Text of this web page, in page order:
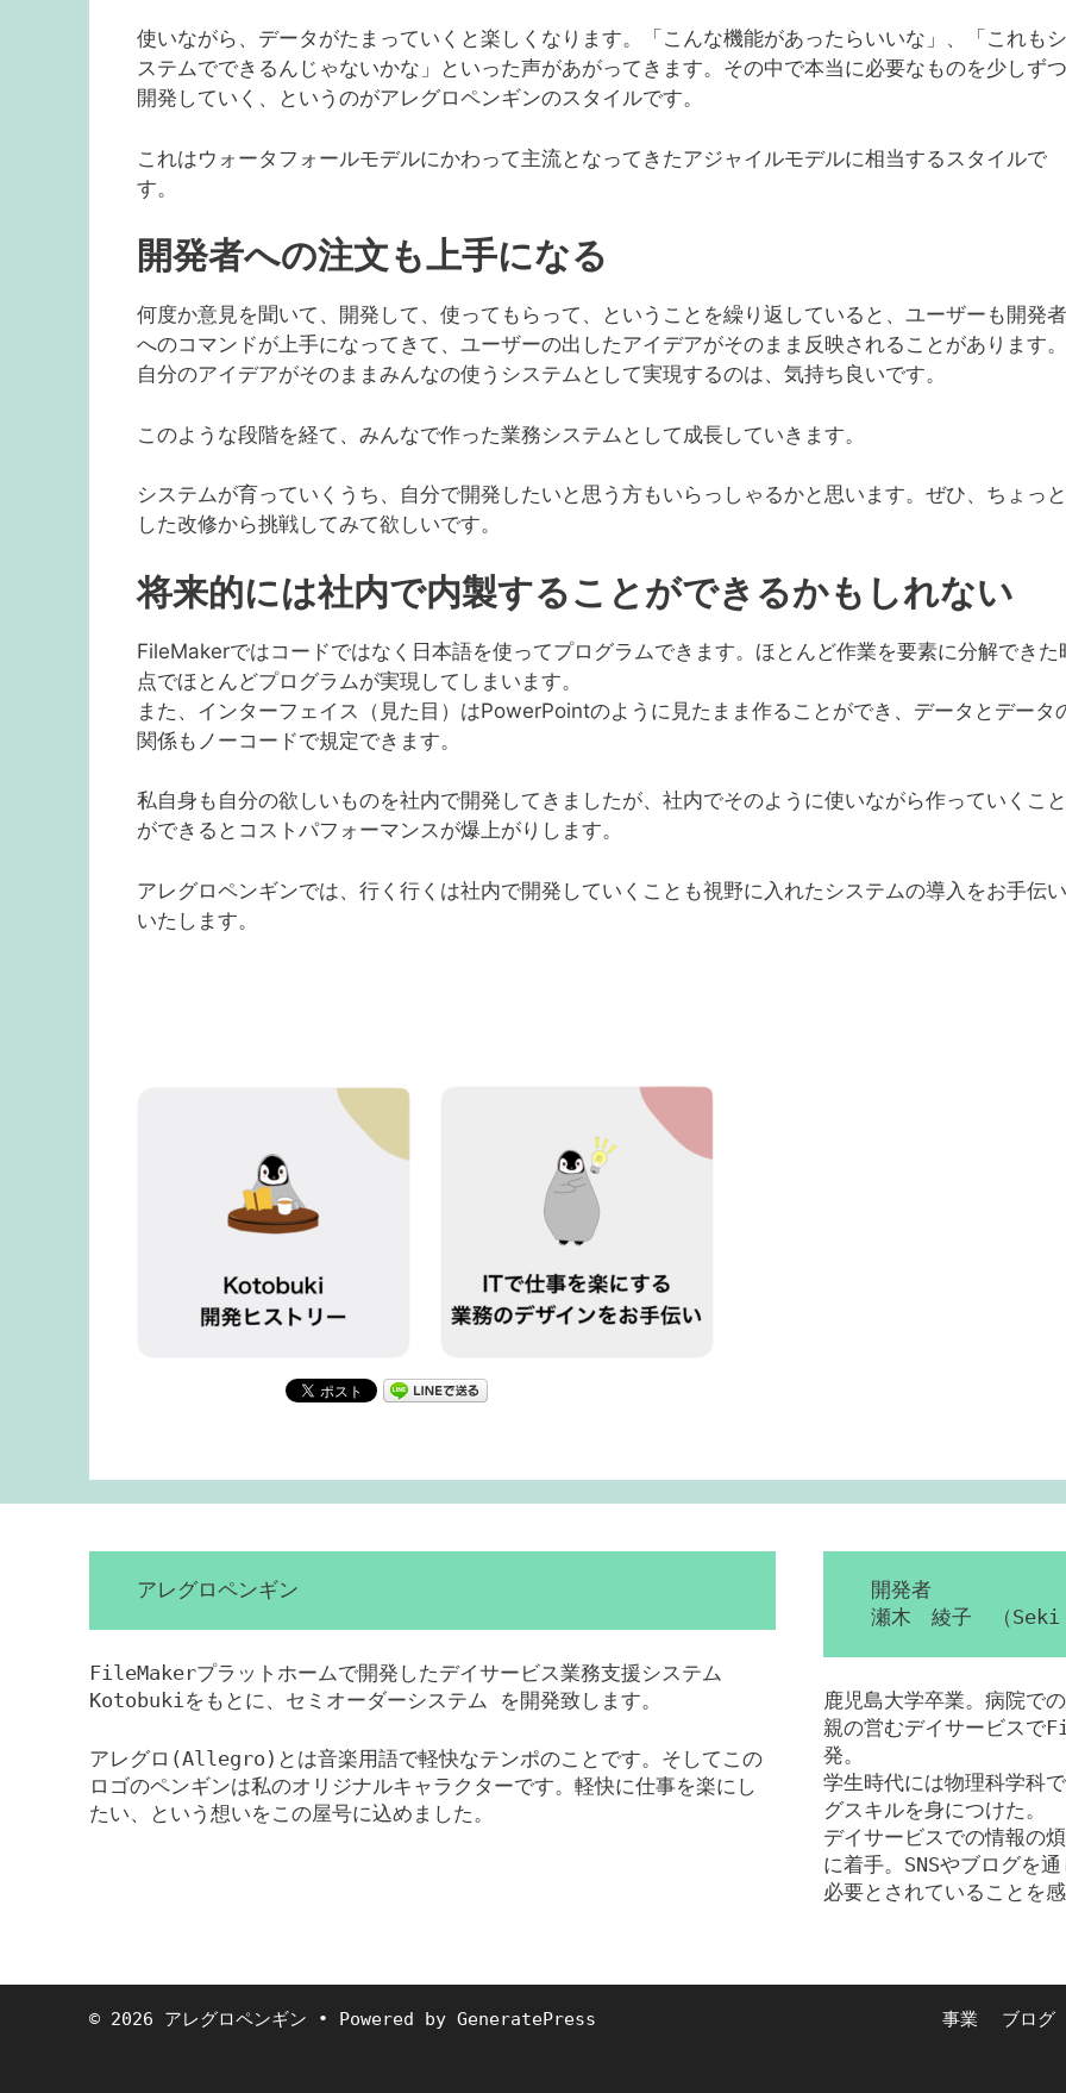
使いながら、データがたまっていくと楽しくなります。「こんな機能があったらいいな」、「これもシ
ステムでできるんじゃないかな」といった声があがってきます。その中で本当に必要なものを少しずつ
開発していく、というのがアレグロペンギンのスタイルです。
これはウォータフォールモデルにかわって主流となってきたアジャイルモデルに相当するスタイルで
す。
開発者への注文も上手になる
何度か意見を聞いて、開発して、使ってもらって、ということを繰り返していると、ユーザーも開発者
へのコマンドが上手になってきて、ユーザーの出したアイデアがそのまま反映されることがあります。
自分のアイデアがそのままみんなの使うシステムとして実現するのは、気持ち良いです。
このような段階を経て、みんなで作った業務システムとして成長していきます。
システムが育っていくうち、自分で開発したいと思う方もいらっしゃるかと思います。ぜひ、ちょっと
した改修から挑戦してみて欲しいです。
将来的には社内で内製することができるかもしれない
FileMakerではコードではなく日本語を使ってプログラムできます。ほとんど作業を要素に分解できた
点でほとんどプログラムが実現してしまいます。
また、インターフェイス（見た目）はPowerPointのように見たまま作ることができ、データとデータ
関係もノーコードで規定できます。
私自身も自分の欲しいものを社内で開発してきましたが、社内でそのように使いながら作っていくこと
ができるとコストパフォーマンスが爆上がりします。
アレグロペンギンでは、行く行くは社内で開発していくことも視野に入れたシステムの導入をお手伝い
いたします。
アレグロペンギン
FileMakerプラットホームで開発したデイサービス業務支援システム
Kotobukiをもとに、セミオーダーシステム を開発致します。
アレグロ(Allegro)とは音楽用語で軽快なテンポのことです。そしてこの
ロゴのペンギンは私のオリジナルキャラクターです。軽快に仕事を楽にし
たい、という想いをこの屋号に込めました。
開発者
瀬木 綾子 （Seki
鹿児島大学卒業。病院で
親の営むデイサービス
発。
学生時代には物理科学科
グスキルを身につけた。
デイサービスでの情報の
に着手。SNSやブログを
必要とされていることを
事業 ブログ
© 2026 アレグロペンギン • Powered by GeneratePress